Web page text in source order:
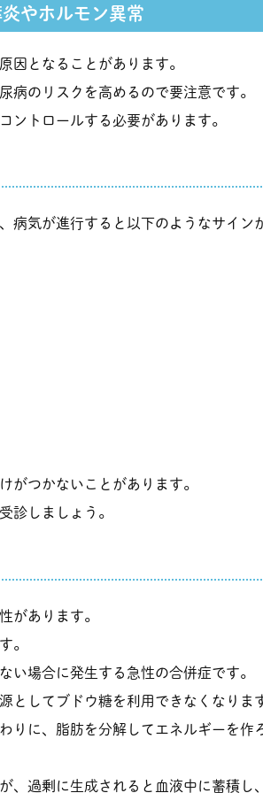
炎やホルモン異常
因となることがあります。
病のリスクを高めるので要注意です。
ントロールする必要があります。
気が進行すると以下のようなサイン
がつかないことがあります。
診しましょう。
があります。
。
い場合に発生する急性の合併症です。
としてブドウ糖を利用できなくなりま
りに、脂肪を分解してエネルギーを作
過剰に生成されると血液中に蓄積し